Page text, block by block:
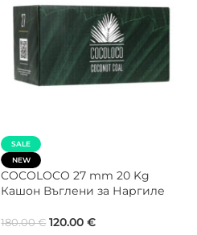
NEW
SMOKE2U 1000W Котлон за
Наргиле